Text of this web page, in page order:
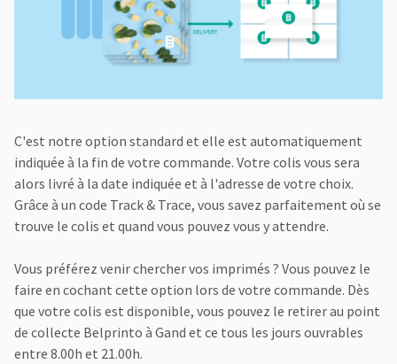
C'est notre option standard et elle est automatiquement
indiquée à la fin de votre commande. Votre colis vous sera
alors livré à la date indiquée et à l'adresse de votre choix.
Grâce à un code Track & Trace, vous savez parfaitement où se
trouve le colis et quand vous pouvez vous y attendre.
Vous préférez venir chercher vos imprimés ? Vous pouvez le
faire en cochant cette option lors de votre commande. Dès
que votre colis est disponible, vous pouvez le retirer au point
de collecte Belprinto à Gand et ce tous les jours ouvrables
entre 8.00h et 21.00h.